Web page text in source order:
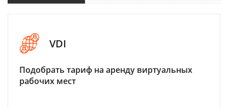
VDI
Подобрать тариф на аренду виртуальных
рабочих мест